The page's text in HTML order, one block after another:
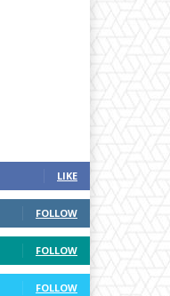
LIKE
FOLLOW
FOLLOW
FOLLOW